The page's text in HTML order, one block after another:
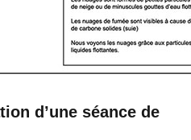
d’une séance de